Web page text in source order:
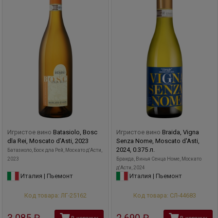
вписываются в винные карты лучших ресторанов и с
завидным постоянством получают высокие оценки
винных критиков. Всемирно известный Роберт Паркер
называет Fontanafredda "одним из великих имен
виноделия Пьемонта".
Игристое вино Batasiolo, Bosc
dla Rei, Moscato d’Asti, 2023
Батазиоло, Боск дла Рей, Москато д'Асти,
2023
Италия | Пьемонт
Код товара: ЛГ-25162
Игристое вино Braida, Vigna
Senza Nome, Moscato d'Asti,
2024, 0.375 л.
Браида, Винья Сенца Номе, Москато
д'Асти, 2024
Италия | Пьемонт
Код товара: СЛ-44683